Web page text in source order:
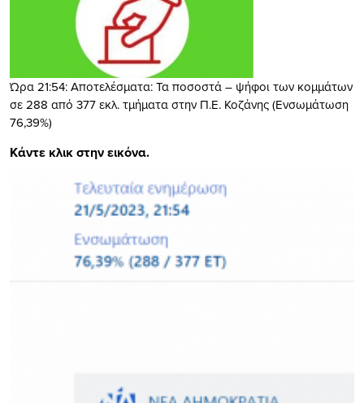
Ώρα 21:54: Αποτελέσματα: Τα ποσοστά – ψήφοι των κομμάτων
σε 288 από 377 εκλ. τμήματα στην Π.Ε. Κοζάνης (Ενσωμάτωση
76,39%)
Κάντε κλικ στην εικόνα.